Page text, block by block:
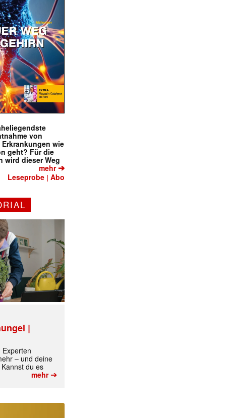
von
wie
geht? Für die
wird dieser Weg
mehr➔
Leseprobe |Abo
|
Experten
– und deine
du es
mehr➔